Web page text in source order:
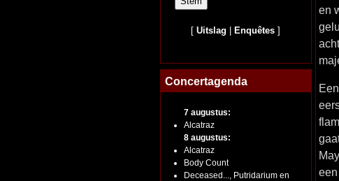
[Uitslag Enquêtes ]
Concertagenda
7 augustus:
Alcatraz
8 augustus:
Alcatraz
Body Count
Deceased..., Putridarium en
en